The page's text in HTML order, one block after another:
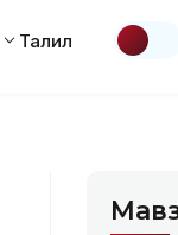
Таҳлил